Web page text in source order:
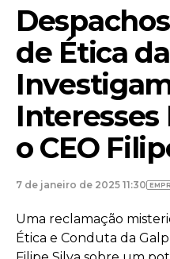
de Ética
o CEO
7 de janeiro de 2025 11:30
Uma reclamação
Ética e Conduta da